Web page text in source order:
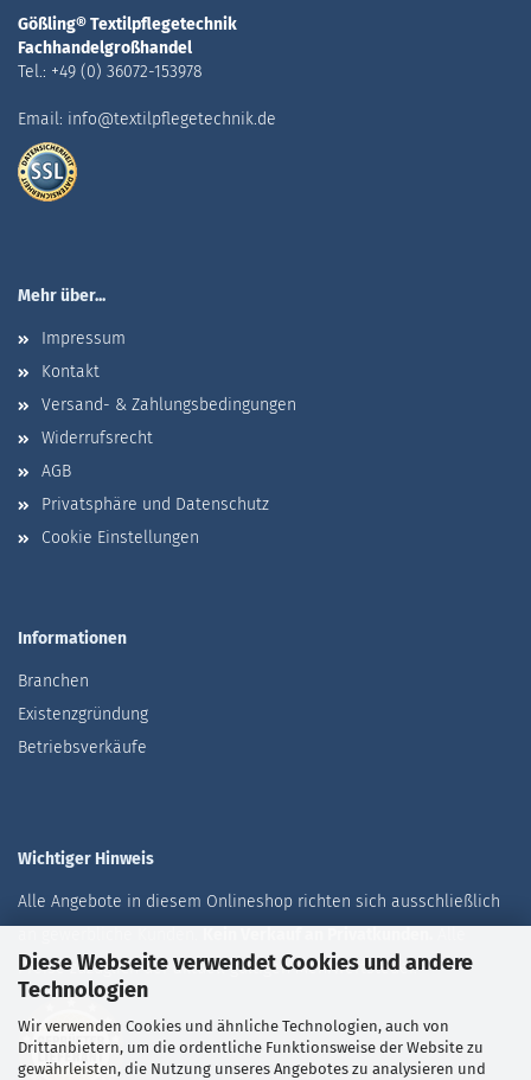
Diese Webseite verwendet Cookies und andere
Technologien
Wir verwenden Cookies und ähnliche Technologien, auch von
Drittanbietern, um die ordentliche Funktionsweise der Website zu
gewährleisten, die Nutzung unseres Angebotes zu analysieren und
Gößling® Textilpflegetechnik
Fachhandelgroßhandel
Tel.: +49 (0) 36072-153978
Email: info@textilpflegetechnik.de
Mehr über...
Impressum
Kontakt
Versand- & Zahlungsbedingungen
Widerrufsrecht
AGB
Privatsphäre und Datenschutz
Cookie Einstellungen
Informationen
Branchen
Existenzgründung
Betriebsverkäufe
Wichtiger Hinweis
Alle Angebote in diesem Onlineshop richten sich ausschließlich
Preise zuzüglich der aktuell gültigen Mehrwertsteuer.